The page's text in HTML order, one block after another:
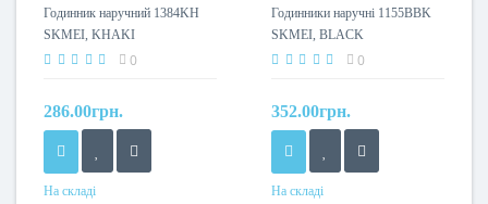
Годинник наручний 1384KH
SKMEI, KHAKI
0
286.00грн.
На складі
Годинники наручні 1155BBK
SKMEI, BLACK
0
352.00грн.
На складі